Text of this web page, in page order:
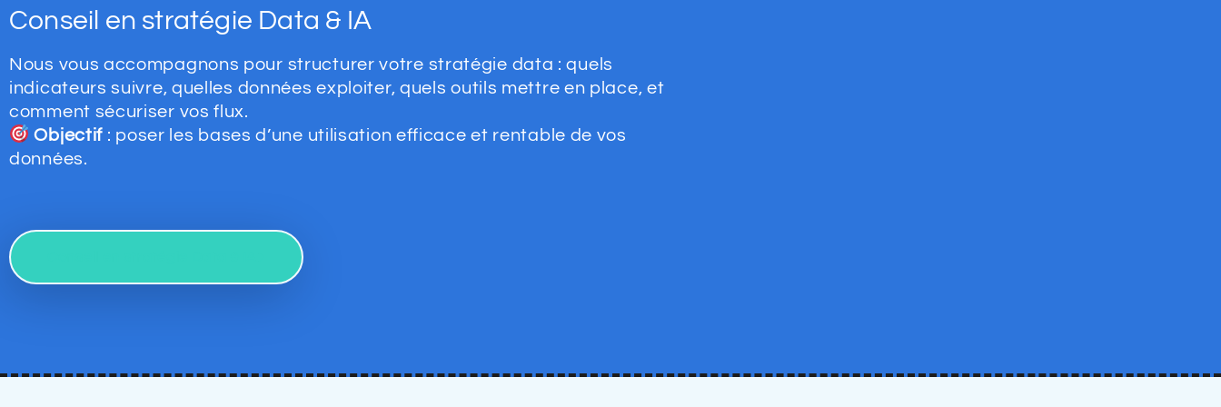
Conseil en stratégie Data & IA
Nous vous accompagnons pour structurer votre stratégie data : quels
indicateurs suivre, quelles données exploiter, quels outils mettre en place, et
comment sécuriser vos flux.
Objectif : poser les bases d’une utilisation efficace et rentable de vos
données.